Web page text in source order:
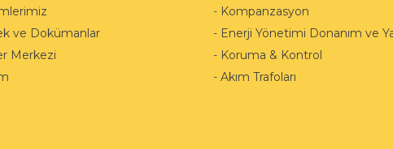
ve Dokümanlar
Merkezi
- Kompanzasyon
- Enerji Yönetimi Donanım ve
- Koruma & Kontrol
- Akım Trafoları